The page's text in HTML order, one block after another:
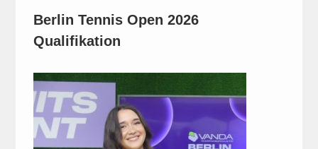
Berlin Tennis Open 2026
Qualifikation